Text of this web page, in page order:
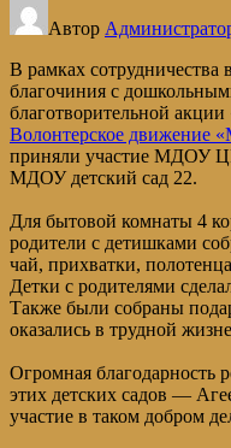
Автор
В рамках сотрудничества
благочиния с
благотворительной
Волонтерское
приняли участие МДОУ
МДОУ детский сад 22.
Для бытовой комнаты 4
родители с детишками
чай, прихватки,
Детки с родителями
Также были собраны
оказались в трудной
Огромная благодарность
этих детских садов —
участие в таком добром